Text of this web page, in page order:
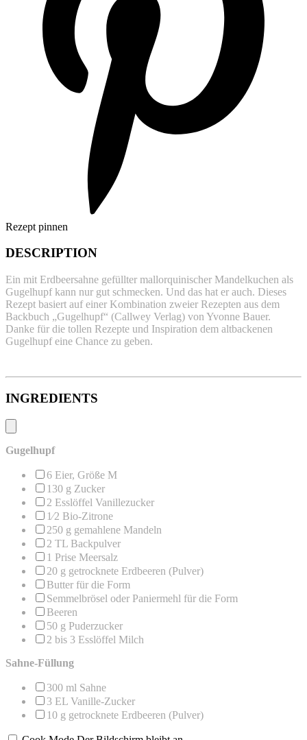
Rezept pinnen
DESCRIPTION
Ein mit Erdbeersahne gefüllter mallorquinischer Mandelkuchen als
Gugelhupf kann nur gut schmecken. Und das hat er auch. Dieses
Rezept basiert auf einer Kombination zweier Rezepten aus dem
Backbuch „Gugelhupf“ (Callwey Verlag) von Yvonne Bauer.
Danke für die tollen Rezepte und Inspiration dem altbackenen
Gugelhupf eine Chance zu geben.
INGREDIENTS
Gugelhupf
6 Eier, Größe M
130 g Zucker
2 Esslöffel Vanillezucker
1⁄2 Bio-Zitrone
250 g gemahlene Mandeln
2 TL Backpulver
1 Prise Meersalz
20 g getrocknete Erdbeeren (Pulver)
Butter für die Form
Semmelbrösel oder Paniermehl für die Form
Beeren
50 g Puderzucker
2 bis 3 Esslöffel Milch
Sahne-Füllung
300 ml Sahne
3 EL Vanille-Zucker
10 g getrocknete Erdbeeren (Pulver)